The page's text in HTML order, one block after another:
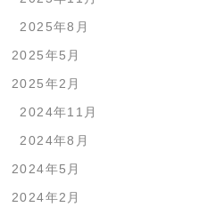
2025年8月
2025年5月
2025年2月
2024年11月
2024年8月
2024年5月
2024年2月